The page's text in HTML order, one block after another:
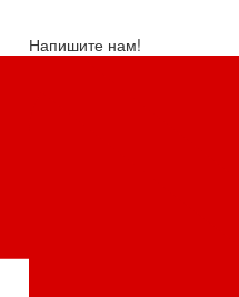
Напишите нам!